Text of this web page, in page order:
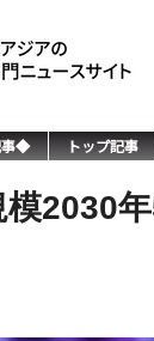
事◆ トップ記事
2030